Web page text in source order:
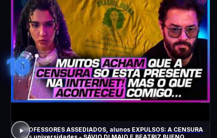
10
PROFESSORES ASSEDIADOS, alunos EXPULSOS: A CENSURA